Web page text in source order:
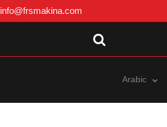
info@frsmakina.com
Arabic